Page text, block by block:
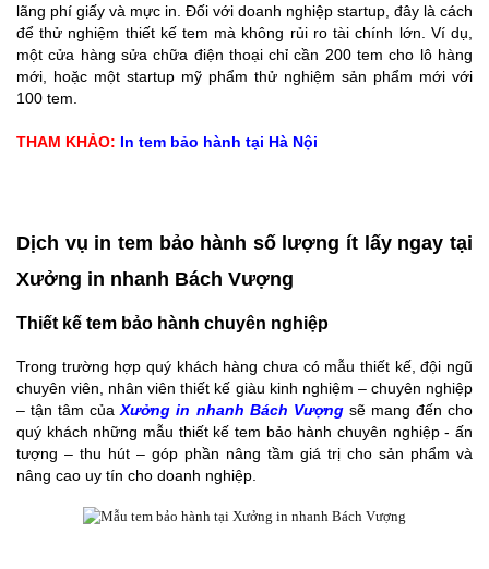
lãng phí giấy và mực in. Đối với doanh nghiệp startup, đây là cách
để thử nghiệm thiết kế tem mà không rủi ro tài chính lớn. Ví dụ,
một cửa hàng sửa chữa điện thoại chỉ cần 200 tem cho lô hàng
mới, hoặc một startup mỹ phẩm thử nghiệm sản phẩm mới với
100 tem.
THAM KHẢO: In tem bảo hành tại Hà Nội
Dịch vụ in tem bảo hành số lượng ít lấy ngay tại
Xưởng in nhanh Bách Vượng
Thiết kế tem bảo hành chuyên nghiệp
Trong trường hợp quý khách hàng chưa có mẫu thiết kế, đội ngũ
chuyên viên, nhân viên thiết kế giàu kinh nghiệm – chuyên nghiệp
– tận tâm củaXưởng in nhanh Bách Vượngsẽ mang đến cho
quý khách những mẫu thiết kế tem bảo hành chuyên nghiệp - ấn
tượng – thu hút – góp phần nâng tầm giá trị cho sản phẩm và
nâng cao uy tín cho doanh nghiệp.